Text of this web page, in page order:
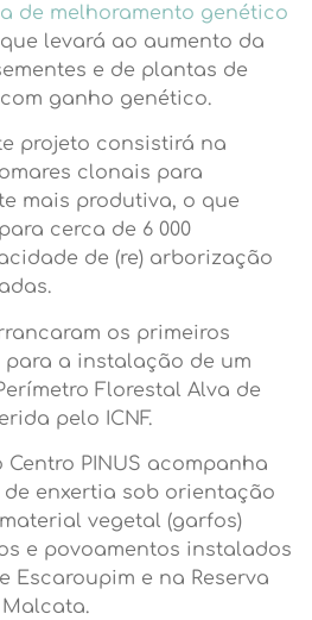
de melhoramento genético
levará ao aumento da
e de plantas de
ganho genético.
projeto consistirá na
clonais para
mais produtiva, o que
cerca de 6 000
de (re) arborização
os primeiros
a instalação de um
Florestal Alva de
pelo ICNF.
PINUS acompanha
enxertia sob orientação
vegetal (garfos)
e povoamentos instalados
Escaroupim e na Reserva